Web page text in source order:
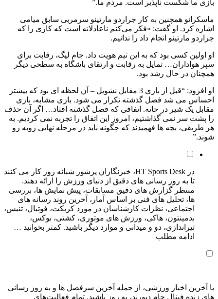
بازی ما شکست ناپذیر است. مردم ما.”
ماسکرانو همچنین به کار جراردو مارتینو سرمربی سابق میامی
اشاره کرد. او گفت: «فکر می‌کنم ناعادلانه است که کاری را که
جراردو مارتینو انجام داد را ندانیم.
او اولین کسی بود که به این تیم هویت داد. جام لیگ، رقابت برای
سپر هواداران… تمایل به رقابت و ارتقای باشگاه به سطحی دیگر
همچنان در حال رشد بود.
او افزود: “قبل از بازی 3 مقابل نشویل – آن لحظه ای بود که بیشتر
احساس می شد فصل گذشته تکرار می شود. بازی مشابه، بازی
مقابل یک شیر در خانه. اتفاقی که فصل گذشته افتاد… اگر آن حذف
را پشت سر نمی گذاشتیم، امروز این اتفاق را تجربه نمی کردیم. به
هر طریقی، بچه ها فهمیدند که چگونه باید در مرحله نهایی روبه رو
شوند.”
در HT Sports Desk، خبرنگاران پرشور شبانه روز کار می کنند
تا به روز رسانی های دقیق از دنیای ورزش را ارائه دهند.
منتظر گزارش های دقیق مسابقات، پیش نمایش ها، بررسی
ها، تحلیل های فنی بر اساس آمار، آخرین روند رسانه های
اجتماعی، نظرات کارشناسان در مورد کریکت، فوتبال، تنیس،
بدمینتون، هاکی، ورزش های موتوری، کشتی، بوکس،
تیراندازی، دو و میدانی و موارد دیگر باشید. کمتر بخوانید …
ادامه مطلب
با آخرین اخبار ورزشی، از جمله آخرین سرفصل ها و به روز رسانی
های زنده فینال جام دیورند، به روز باشید. تمام فعالیت‌های